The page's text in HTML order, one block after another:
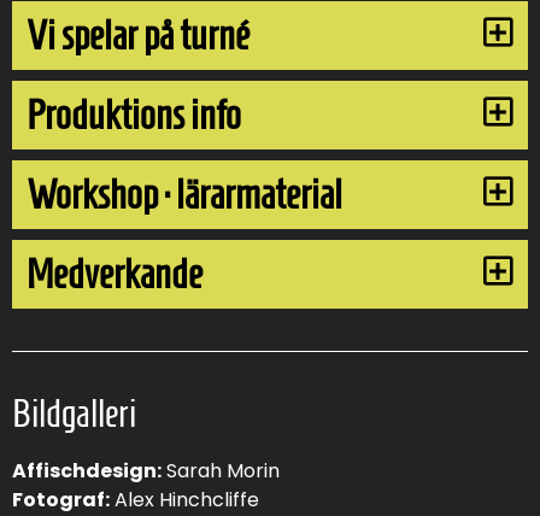
Vi spelar på turné
Produktions info
Workshop · lärarmaterial
Medverkande
Bildgalleri
Affischdesign:Sarah Morin
Fotograf:Alex Hinchcliffe